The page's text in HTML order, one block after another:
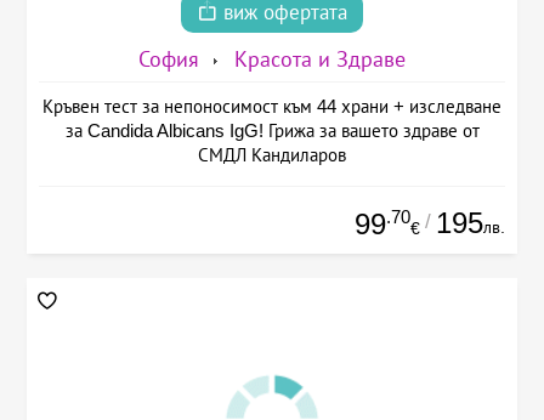
виж офертата
София Красота и Здраве
Кръвен тест за непоносимост към 44 храни + изследване
за Candida Albicans IgG! Грижа за вашето здраве от
СМДЛ Кандиларов
99.70
€ / 195лв.